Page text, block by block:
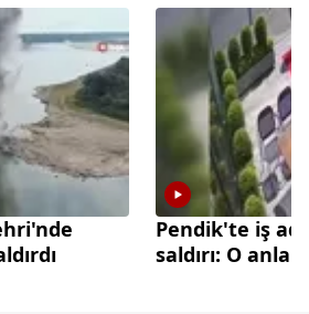
Pendik'te iş
saldırı: O